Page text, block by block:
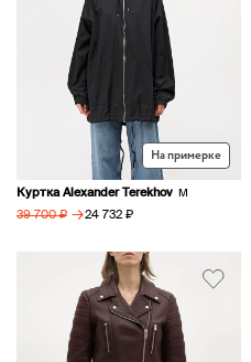
На примерке
Куртка Alexander Terekhov M
39 700 ₽ → 24 732 ₽